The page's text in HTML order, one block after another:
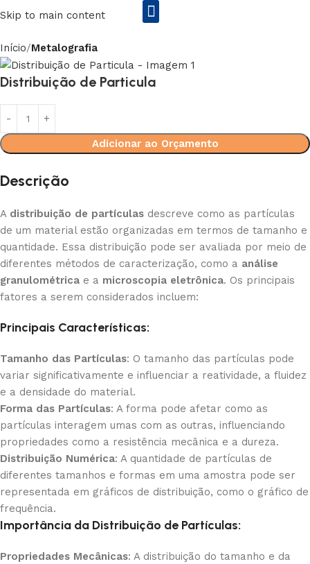
Skip to main content
Início Metalografia
Distribuição de Particula
Adicionar ao Orçamento
Descrição
A distribuição de partículas descreve como as partículas
de um material estão organizadas em termos de tamanho e
quantidade. Essa distribuição pode ser avaliada por meio de
diferentes métodos de caracterização, como a análise
granulométrica e a microscopia eletrônica. Os principais
fatores a serem considerados incluem:
Principais Características:
Tamanho das Partículas: O tamanho das partículas pode
variar significativamente e influenciar a reatividade, a fluidez
e a densidade do material.
Forma das Partículas: A forma pode afetar como as
partículas interagem umas com as outras, influenciando
propriedades como a resistência mecânica e a dureza.
Distribuição Numérica: A quantidade de partículas de
diferentes tamanhos e formas em uma amostra pode ser
representada em gráficos de distribuição, como o gráfico de
frequência.
Importância da Distribuição de Partículas:
Propriedades Mecânicas: A distribuição do tamanho e da